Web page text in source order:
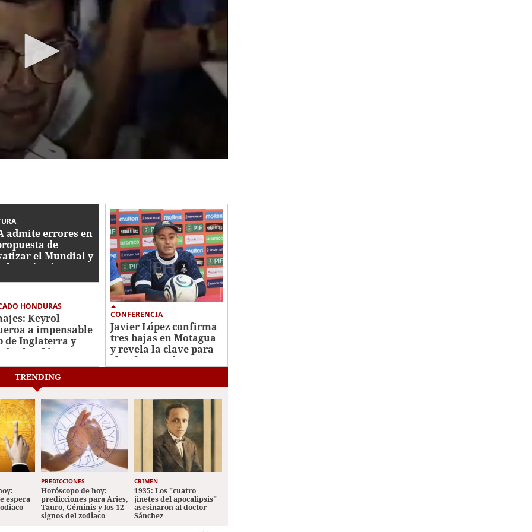
admite errores en
de
el Mundial y
más
HONDURAS
Keyrol
a impensable
de Inglaterra y
hindú a Liga
CONFERENCIA
Javier López confirma
tres bajas en Motagua
y revela la clave para
clasificar en la Copa
TRENDING
espera
PREDICCIONES
Horóscopo de hoy:
predicciones para Aries,
Tauro, Géminis y los 12
signos del zodiaco
CRIMEN
1935: Los "cuatro
jinetes del apocalipsis"
asesinaron al doctor
Sánchez